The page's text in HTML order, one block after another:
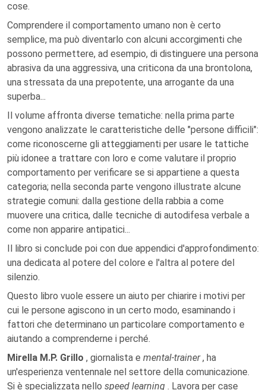
cose.
Comprendere il comportamento umano non è certo
semplice, ma può diventarlo con alcuni accorgimenti che
possono permettere, ad esempio, di distinguere una persona
abrasiva da una aggressiva, una criticona da una brontolona,
una stressata da una prepotente, una arrogante da una
superba...
Il volume affronta diverse tematiche: nella prima parte
vengono analizzate le caratteristiche delle "persone difficili":
come riconoscerne gli atteggiamenti per usare le tattiche
più idonee a trattare con loro e come valutare il proprio
comportamento per verificare se si appartiene a questa
categoria; nella seconda parte vengono illustrate alcune
strategie comuni: dalla gestione della rabbia a come
muovere una critica, dalle tecniche di autodifesa verbale a
come non apparire antipatici...
Il libro si conclude poi con due appendici d'approfondimento:
una dedicata al potere del colore e l'altra al potere del
silenzio.
Questo libro vuole essere un aiuto per chiarire i motivi per
cui le persone agiscono in un certo modo, esaminando i
fattori che determinano un particolare comportamento e
aiutando a comprenderne i perché.
Mirella M.P. Grillo , giornalista e mental-trainer, ha
un'esperienza ventennale nel settore della comunicazione.
Si è specializzata nello speed learning . Lavora per case